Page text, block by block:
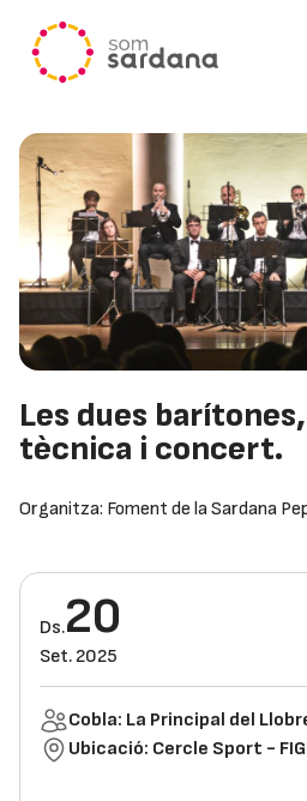
Les dues
tècnica i concert.
Organitza: Foment de la Sardana
Ds.20
Set. 2025
Cobla: La Principal del
Ubicació: Cercle Sport -